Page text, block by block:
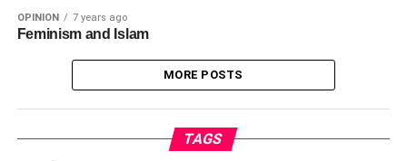
OPINION 7 years ago
Feminism and Islam
MORE POSTS
TAGS